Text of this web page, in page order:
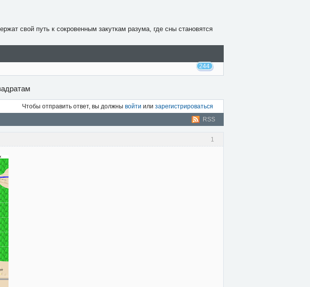
свой путь к сокровенным закуткам разума, где сны становятся
244
Чтобы отправить ответ, вы должны войти или зарегистрироваться
RSS
1